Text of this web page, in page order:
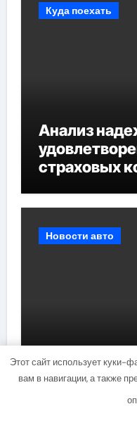
Куда поехать
Анализ
страховых
Новости авто
Методы
Этот сайт использует куки-
вам в навигации, а также